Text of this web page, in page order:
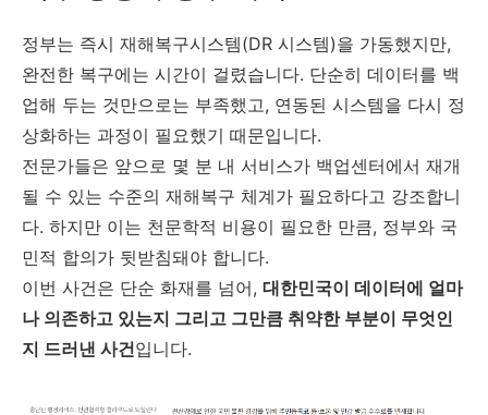
정부는 즉시 재해복구시스템(DR 시스템)을 가동했지만,
완전한 복구에는 시간이 걸렸습니다. 단순히 데이터를 백
업해 두는 것만으로는 부족했고, 연동된 시스템을 다시 정
상화하는 과정이 필요했기 때문입니다.
전문가들은 앞으로 몇 분 내 서비스가 백업센터에서 재개
될 수 있는 수준의 재해복구 체계가 필요하다고 강조합니
다. 하지만 이는 천문학적 비용이 필요한 만큼, 정부와 국
민적 합의가 뒷받침돼야 합니다.
이번 사건은 단순 화재를 넘어, 대한민국이 데이터에 얼마
나 의존하고 있는지 그리고 그만큼 취약한 부분이 무엇인
지 드러낸 사건입니다.